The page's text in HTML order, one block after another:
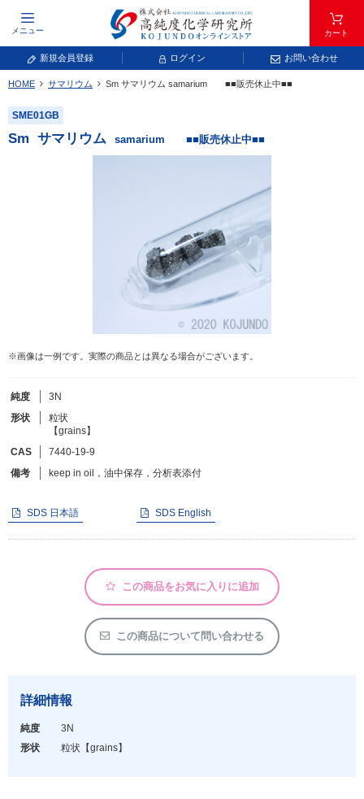
メニュー カート
新規会員登録 ログイン お問い合わせ
元素記号で検索する
元素周期表をタップすると、拡大表示されます。拡大した表から元素記号をタップ
し、一覧へ移動してください。
常温常圧で気体であり、弊社では取り扱いしておりません。
放射性元素または人工元素であり、弊社では取り扱いしておりません。
キーワードで検索する
カタログコードで検索
CAS番号で検索
カテゴリで検索する
形状詳細
アウトレット
HOME サマリウム Sm サマリウム samarium ■■販売休止中■■
SME01GB
Sm サマリウム samarium ■■販売休止中■■
※画像は一例です。実際の商品とは異なる場合がございます。
純度
3N
形状
粒状
【grains】
CAS
7440-19-9
備考
keep in oil，油中保存，分析表添付
SDS 日本語 SDS English
この商品をお気に入りに追加
この商品について問い合わせる
詳細情報
純度
3N
形状
粒状 【grains】